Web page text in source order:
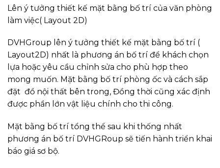
Lên ý tưởng thiết kế mặt bằng bố trí của văn phòng
làm việc( Layout 2D)
DVHGroup lên ý tưởng thiết kế mặt bằng bố trí (
Layout2D) nhất là phương án bố trí để khách chọn
lựa hoặc yêu cầu chỉnh sửa cho phù hợp theo
mong muốn. Mặt bằng bố trí phòng ốc và cách sắp
đặt đồ nội thất bên trong, Đồng thời cũng xác định
được phần lớn vật liệu chính cho thi công.
Mặt bằng bố trí tổng thể sau khi thống nhất
phương án bố trí DVHGRoup sẽ tiến hành triển khai
báo giá sơ bộ.